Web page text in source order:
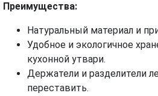
Преимущества:
Натуральный материал и
Удобное и экологичное
кухонной утвари.
Держатели и разделители
переставить.